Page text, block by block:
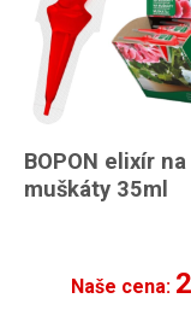
BOPON elixír na
muškáty 35ml
Naše cena: